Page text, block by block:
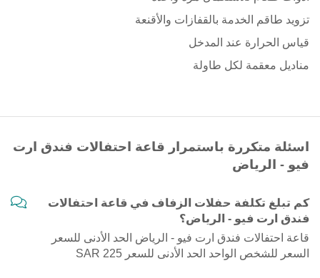
تزويد طاقم الخدمة بالقفازات والأقنعة
قياس الحرارة عند المدخل
مناديل معقمة لكل طاولة
اسئلة متكررة باستمرار قاعة احتفالات فندق ارت
فيو - الرياض
كم تبلغ تكلفة حفلات الزفاف في قاعة احتفالات
فندق ارت فيو - الرياض؟
قاعة احتفالات فندق ارت فيو - الرياض الحد الأدنى للسعر
السعر للشخص الواحد الحد الأدنى للسعر 225 SAR